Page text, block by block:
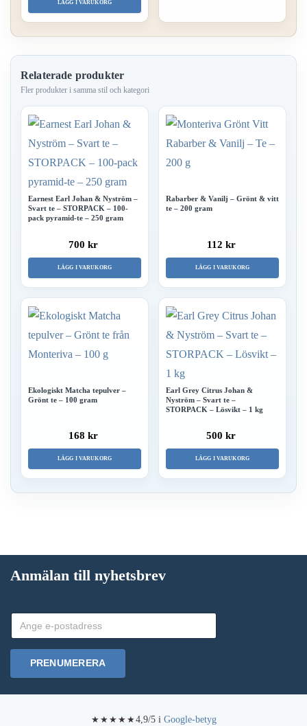
LÄGG I VARUKORG
Relaterade produkter
Earnest Earl Johan & Nyström –
Svart te – STORPACK – 100-
pack pyramid-te – 250 gram
700 kr
LÄGG I VARUKORG
Rabarber & Vanilj – Grönt & vitt
te – 200 gram
112 kr
LÄGG I VARUKORG
Ekologiskt Matcha tepulver –
Grönt te – 100 gram
168 kr
LÄGG I VARUKORG
Earl Grey Citrus Johan &
Nyström – Svart te –
STORPACK – Lösvikt – 1 kg
500 kr
LÄGG I VARUKORG
Anmälan till nyhetsbrev
PRENUMERERA
★★★★★4,9/5 i Google-betyg